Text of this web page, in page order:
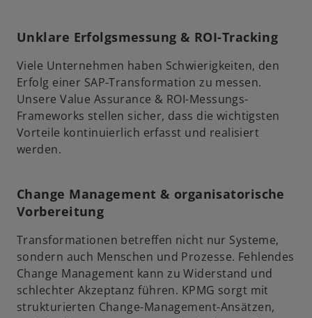
Unklare Erfolgsmessung & ROI-Tracking
Viele Unternehmen haben Schwierigkeiten, den
Erfolg einer SAP-Transformation zu messen.
Unsere Value Assurance & ROI-Messungs-
Frameworks stellen sicher, dass die wichtigsten
Vorteile kontinuierlich erfasst und realisiert
werden.
Change Management & organisatorische
Vorbereitung
Transformationen betreffen nicht nur Systeme,
sondern auch Menschen und Prozesse. Fehlendes
Change Management kann zu Widerstand und
schlechter Akzeptanz führen. KPMG sorgt mit
strukturierten Change-Management-Ansätzen,